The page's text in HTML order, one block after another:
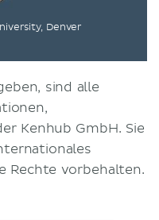
Denver
sind alle
Kenhub GmbH. Sie
Rechte vorbehalten.